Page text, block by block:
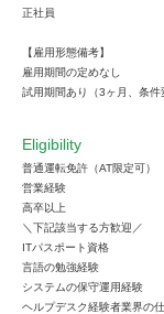
正社員
【雇用形態備考】
雇用期間の定めなし
試用期間あり（3ヶ月、条件
Eligibility
普通運転免許（AT限定可）
営業経験
高卒以上
＼下記該当する方歓迎／
ITパスポート資格
言語の勉強経験
システムの保守運用経験
ヘルプデスク経験者業界の